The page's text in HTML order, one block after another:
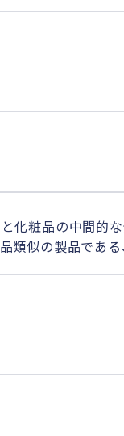
化粧品の中間的
類似の製品である